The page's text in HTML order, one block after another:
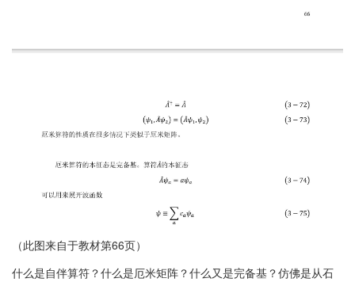
（此图来自于教材第66页）
什么是自伴算符？什么是厄米矩阵？什么又是完备基？仿佛是从石